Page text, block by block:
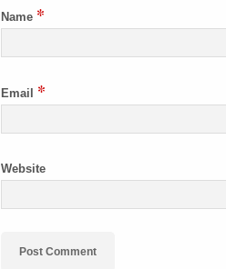
Name *
Email *
Website